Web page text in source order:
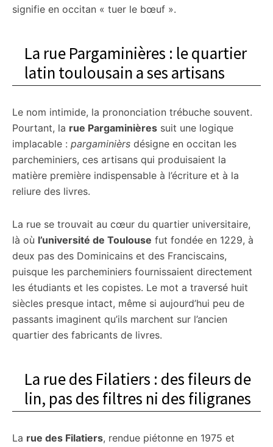
signifie en occitan « tuer le bœuf ».
La rue Pargaminières : le quartier
latin toulousain a ses artisans
Le nom intimide, la prononciation trébuche souvent.
Pourtant, la rue Pargaminières suit une logique
implacable : pargaminièrs désigne en occitan les
parcheminiers, ces artisans qui produisaient la
matière première indispensable à l’écriture et à la
reliure des livres.
La rue se trouvait au cœur du quartier universitaire,
là où l’université de Toulouse fut fondée en 1229, à
deux pas des Dominicains et des Franciscains,
puisque les parcheminiers fournissaient directement
les étudiants et les copistes. Le mot a traversé huit
siècles presque intact, même si aujourd’hui peu de
passants imaginent qu’ils marchent sur l’ancien
quartier des fabricants de livres.
La rue des Filatiers : des fileurs de
lin, pas des filtres ni des filigranes
La rue des Filatiers, rendue piétonne en 1975 et